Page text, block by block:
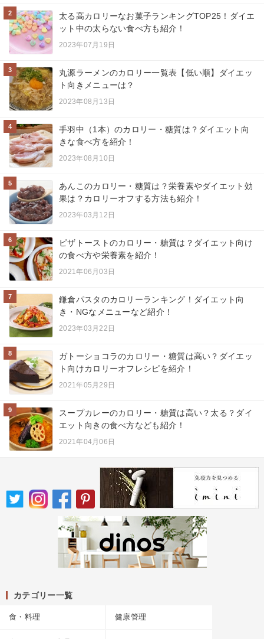
2
太る高カロリーなお菓子ランキングTOP25！ダイエ
ット中の太らない食べ方も紹介！
2023年07月19日
3
丸源ラーメンのカロリー一覧表【低い順】ダイエッ
ト向きメニューは？
2023年08月13日
4
手羽中（1本）のカロリー・糖質は？ダイエット向
きな食べ方を紹介！
2023年08月10日
5
あんこのカロリー・糖質は？栄養素やダイエット効
果は？カロリーオフする方法も紹介！
2023年03月12日
6
ピザトーストのカロリー・糖質は？ダイエット向け
の食べ方や栄養素を紹介！
2021年06月03日
7
鎌倉パスタのカロリーランキング！ダイエット向
き・NGなメニューなど紹介！
2023年03月22日
8
ガトーショコラのカロリー・糖質は高い？ダイエッ
ト向けカロリーオフレシピを紹介！
2021年05月29日
9
スープカレーのカロリー・糖質は高い？太る？ダイ
エット向きの食べ方なども紹介！
2021年04月06日
カテゴリー一覧
食・料理 健康管理